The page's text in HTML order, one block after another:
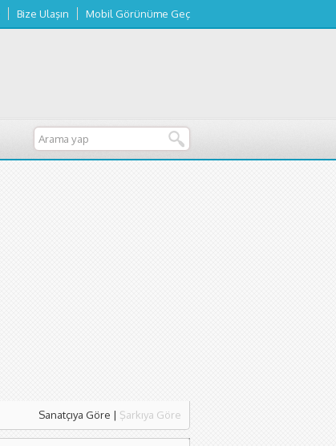
Bize Ulaşın Mobil Görünüme Geç
Sanatçıya Göre | Şarkıya Göre